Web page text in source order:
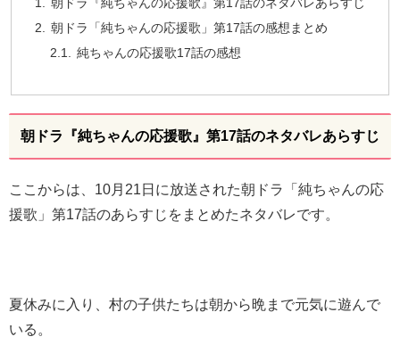
朝ドラ『純ちゃんの応援歌』第17話のネタバレあらすじ
朝ドラ「純ちゃんの応援歌」第17話の感想まとめ
純ちゃんの応援歌17話の感想
朝ドラ『純ちゃんの応援歌』第17話のネタバレあらすじ
ここからは、10月21日に放送された朝ドラ「純ちゃんの応
援歌」第17話のあらすじをまとめたネタバレです。
夏休みに入り、村の子供たちは朝から晩まで元気に遊んで
いる。